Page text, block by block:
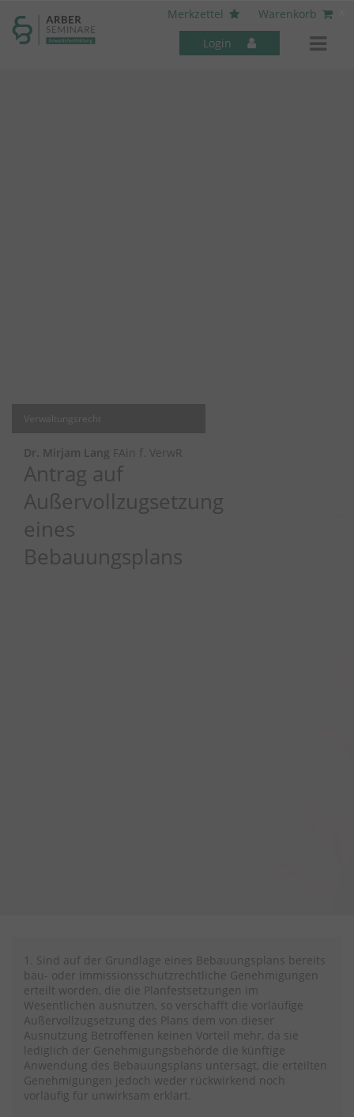
Merkzettel
Warenkorb
Login
Verwaltungsrecht
Dr. Mirjam Lang FAin f. VerwR
Antrag auf
Außervollzugsetzung
eines
Bebauungsplans
1. Sind auf der Grundlage eines Bebauungsplans bereits
bau- oder immissionsschutzrechtliche Genehmigungen
erteilt worden, die die Planfestsetzungen im
Wesentlichen ausnutzen, so verschafft die vorläufige
Außervollzugsetzung des Plans dem von dieser
Ausnutzung Betroffenen keinen Vorteil mehr, da sie
lediglich der Genehmigungsbehörde die künftige
Anwendung des Bebauungsplans untersagt, die erteilten
Genehmigungen jedoch weder rückwirkend noch
vorläufig für unwirksam erklärt.